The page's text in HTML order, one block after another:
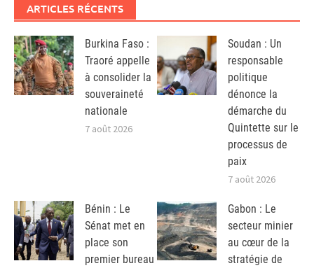
ARTICLES RÉCENTS
Burkina Faso :
Traoré appelle
à consolider la
souveraineté
nationale
7 août 2026
Soudan : Un
responsable
politique
dénonce la
démarche du
Quintette sur le
processus de
paix
7 août 2026
Bénin : Le
Sénat met en
place son
premier bureau
Gabon : Le
secteur minier
au cœur de la
stratégie de